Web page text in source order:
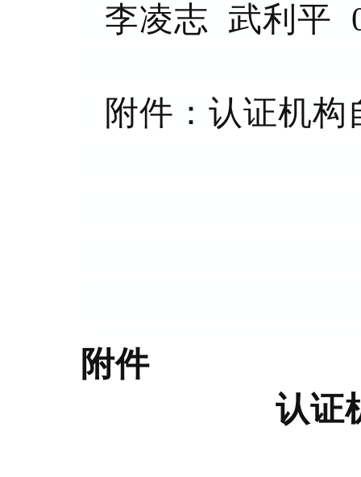
李凌志 武利平
附件：认证机
附件
认证